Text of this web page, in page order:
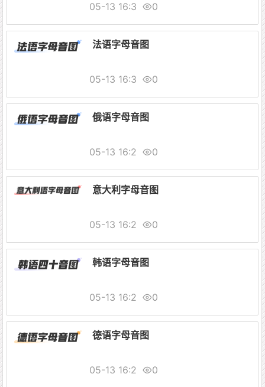
05-13 16:3 0
法语字母音图
05-13 16:3 0
俄语字母音图
05-13 16:2 0
意大利字母音图
05-13 16:2 0
韩语字母音图
05-13 16:2 0
德语字母音图
05-13 16:2 0